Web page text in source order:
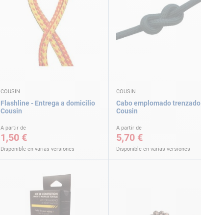
COUSIN
Flashline - Entrega a domicilio
Cousin
A partir de
1,50 €
Disponible en varias versiones
COUSIN
Cabo emplomado trenzado
Cousin
A partir de
5,70 €
Disponible en varias versiones